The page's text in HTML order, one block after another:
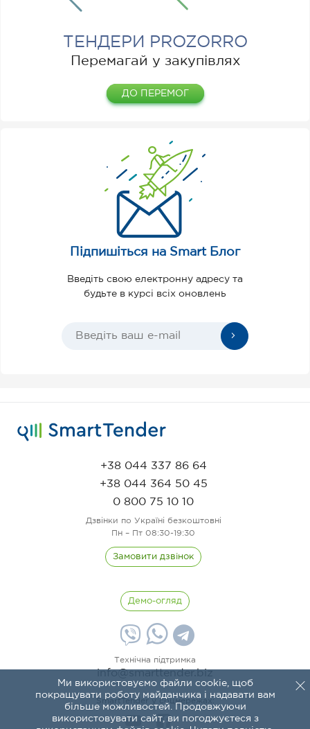
Підпишіться на Smart Блог
Введіть свою електронну адресу та
будьте в курсі всіх оновлень
ТЕНДЕРИ PROZORRO
Перемагай у закупівлях
ДО ПЕРЕМОГ
Ми використовуємо файли cookie, щоб
покращувати роботу майданчика і надавати вам
більше можливостей. Продовжуючи
використовувати сайт, ви погоджуєтеся з
+38 044 337 86 64
+38 044 364 50 45
0 800 75 10 10
Дзвінки по Україні безкоштовні
Пн – Пт 08:30-19:30
Замовити дзвінок
Технічна підтримка
Демо-огляд
SmartTender у соцмережах: